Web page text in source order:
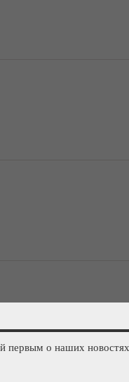
меня в полном
полностью
первым о наших